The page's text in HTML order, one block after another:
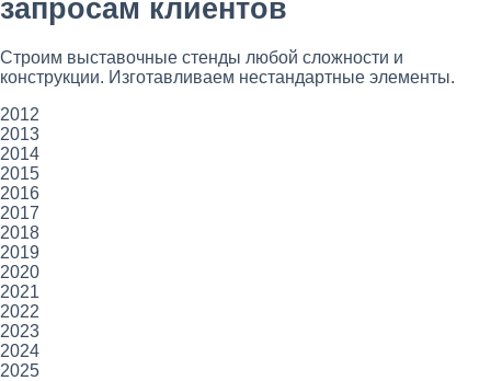
запросам клиентов
Строим выставочные стенды любой сложности и
конструкции. Изготавливаем нестандартные элементы.
2012
2013
2014
2015
2016
2017
2018
2019
2020
2021
2022
2023
2024
2025